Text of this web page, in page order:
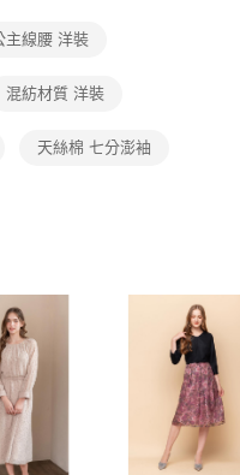
將跳轉至「AFTEE先享後付」
完成結帳。
視為交易完成。
視為有效，需透過AFTEE先享
問，請聯繫「AFTEE先享後付
AFTEE先享後付」服務完成之交
，並將交易相關給付款項請求債
址：
監護人之同意方可使用
起之損失，本公司不負相關責
別帳號之用戶狀況，依本公司即
費
主線腰 洋裝
混紡材質 洋裝
天絲棉 七分澎袖